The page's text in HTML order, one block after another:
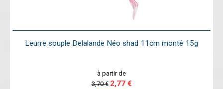
Leurre souple Delalande Néo shad 11cm monté 15g
à partir de
3,70 € 2,77 €